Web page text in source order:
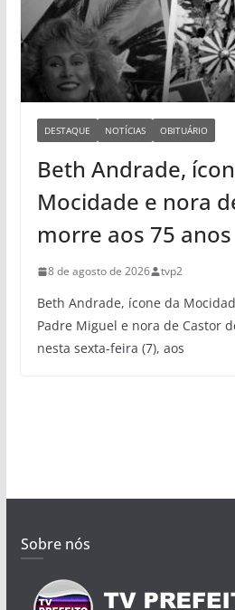
DESTAQUE NOTÍCIAS OBITUÁRIO
Beth Andrade,
Mocidade e nora
morre aos 75 anos
8 de agosto de 2026 tvp2
Beth Andrade, ícone da
Padre Miguel e nora de Castor
nesta sexta-feira (7), aos
Sobre nós